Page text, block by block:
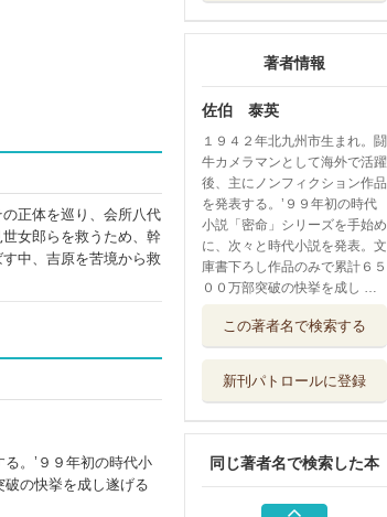
正体を巡り、会所八代
女郎らを救うため、幹
中、吉原を苦境から救
。’９９年初の時代小
の快挙を成し遂げる
著者情報
佐伯 泰英
１９４２年北九州市生まれ。闘
牛カメラマンとして海外で活躍
後、主にノンフィクション作品
を発表する。’９９年初の時代
小説「密命」シリーズを手始め
に、次々と時代小説を発表。文
庫書下ろし作品のみで累計６５
００万部突破の快挙を成し …
この著者名で検索する
新刊パトロールに登録
同じ著者名で検索した本
説 交代寄合伊...
遠謀血の絆
朝廷 長編時代小
説 交代寄合伊...
光文社